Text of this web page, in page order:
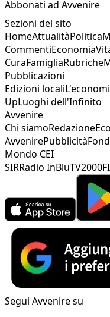
Abbonati ad Avvenire
Sezioni del sito
HomeAttualitàPolitica
CommentiEconomia
CuraFamigliaRubriche
Pubblicazioni
Edizioni locali
UpLuoghi dell'Infinito
Avvenire
Chi siamoRedazione
AvvenirePubblicità
Mondo CEI
SIRRadio InBluTV2000
Segui Avvenire su